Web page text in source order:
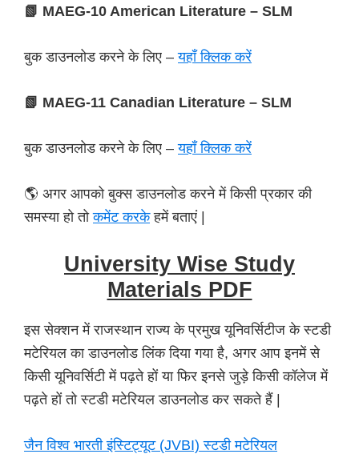
📗 MAEG-10 American Literature – SLM
बुक डाउनलोड करने के लिए –यहाँ क्लिक करें
📗 MAEG-11 Canadian Literature – SLM
बुक डाउनलोड करने के लिए –यहाँ क्लिक करें
🌎 अगर आपको बुक्स डाउनलोड करने में किसी प्रकार की
समस्या हो तोकमेंट करकेहमें बताएं |
University Wise Study
Materials PDF
इस सेक्शन में राजस्थान राज्य के प्रमुख यूनिवर्सिटीज के स्टडी
मटेरियल का डाउनलोड लिंक दिया गया है, अगर आप इनमें से
किसी यूनिवर्सिटी में पढ़ते हों या फिर इनसे जुड़े किसी कॉलेज में
पढ़ते हों तो स्टडी मटेरियल डाउनलोड कर सकते हैं |
जैन विश्व भारती इंस्टिट्यूट (JVBI) स्टडी मटेरियल